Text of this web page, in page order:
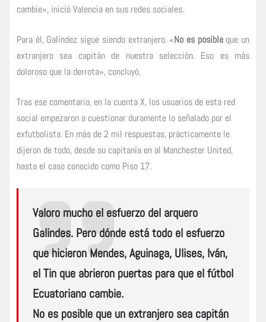
cambie», inició Valencia en sus redes sociales.
Para él, Galíndez sigue siendo extranjero. «No es posibleque un
extranjero sea capitán de nuestra selección. Eso es más
doloroso que la derrota», concluyó.
Tras ese comentario, en la cuenta X, los usuarios de esta red
social empezaron a cuestionar duramente lo señalado por el
exfutbolista. En más de 2 mil respuestas, prácticamente le
dijeron de todo, desde su capitanía en al Manchester United,
hasta el caso conocido como Piso 17.
Valoro mucho el esfuerzo del arquero
Galindes. Pero dónde está todo el esfuerzo
que hicieron Mendes, Aguinaga, Ulises, Iván,
el Tin que abrieron puertas para que el fútbol
Ecuatoriano cambie.
No es posible que un extranjero sea capitán